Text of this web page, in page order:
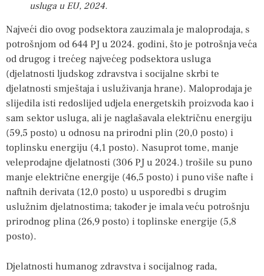
usluga u EU, 2024.
Najveći dio ovog podsektora zauzimala je maloprodaja, s
potrošnjom od 644 PJ u 2024. godini, što je potrošnja veća
od drugog i trećeg najvećeg podsektora usluga
(djelatnosti ljudskog zdravstva i socijalne skrbi te
djelatnosti smještaja i usluživanja hrane). Maloprodaja je
slijedila isti redoslijed udjela energetskih proizvoda kao i
sam sektor usluga, ali je naglašavala električnu energiju
(59,5 posto) u odnosu na prirodni plin (20,0 posto) i
toplinsku energiju (4,1 posto). Nasuprot tome, manje
veleprodajne djelatnosti (306 PJ u 2024.) trošile su puno
manje električne energije (46,5 posto) i puno više nafte i
naftnih derivata (12,0 posto) u usporedbi s drugim
uslužnim djelatnostima; također je imala veću potrošnju
prirodnog plina (26,9 posto) i toplinske energije (5,8
posto).
Djelatnosti humanog zdravstva i socijalnog rada,